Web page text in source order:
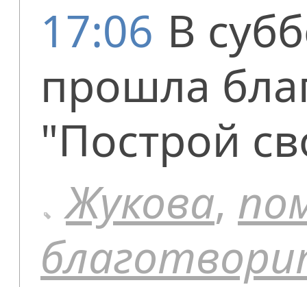
17:06 В
прошла
"Построй
Жукова,